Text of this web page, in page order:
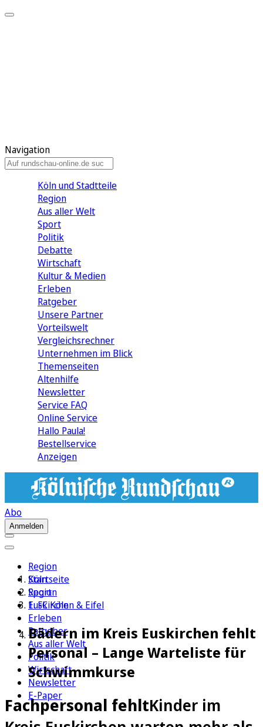
Navigation
Köln und Stadtteile
Region
Aus aller Welt
Sport
Politik
Debatte
Wirtschaft
Kultur & Medien
Erleben
Ratgeber
Unsere Partner
Vorteilswelt
Vergleichsrechner
Unternehmen im Blick
Themenseiten
Altenhilfe
Newsletter
Service FAQ
Online Service
Hallo Paula!
Bestellservice
Anzeigen
Abo
Anmelden
Region
Köln
Sport
1. FC Köln
Erleben
Ratgeber
Aus aller Welt
Politik
Wirtschaft
Newsletter
E-Paper
Startseite
Region
Euskirchen & Eifel
Bädern im Kreis Euskirchen fehlt
Personal – Lange Warteliste für
Schwimmkurse
Fachpersonal fehltKinder im